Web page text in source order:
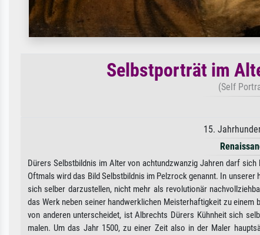
Selbstporträt im
(Self
15.
Dürers Selbstbildnis im Alter von achtundzwanzig Jahren darf
Oftmals wird das Bild Selbstbildnis im Pelzrock genannt. In
sich selber darzustellen, nicht mehr als revolutionär
das Werk neben seiner handwerklichen Meisterhaftigkeit zu einem
von anderen unterscheidet, ist Albrechts Dürers Kühnheit sich
malen. Um das Jahr 1500, zu einer Zeit also in der Maler